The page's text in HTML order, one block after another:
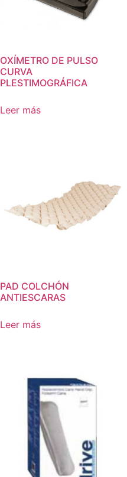
OXÍMETRO DE PULSO
CURVA
PLESTIMOGRÁFICA
Leer más
PAD COLCHÓN
ANTIESCARAS
Leer más